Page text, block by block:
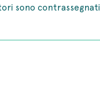
sono contrassegnati